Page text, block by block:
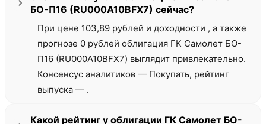
БО-П16 (RU000A10BFX7) сейчас?
При цене 103,89 рублей и доходности , а также
прогнозе 0 рублей облигация ГК Самолет БО-
П16 (RU000A10BFX7) выглядит привлекательно.
Консенсус аналитиков — Покупать, рейтинг
выпуска — .
Какой рейтинг у облигации ГК Самолет БО-